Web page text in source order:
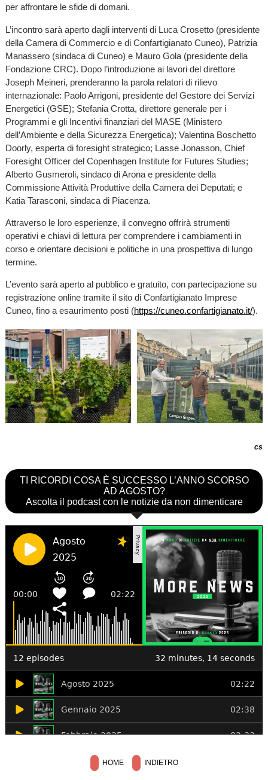
per affrontare le sfide di domani.
L’incontro sarà aperto dagli interventi di Luca Crosetto (presidente
della Camera di Commercio e di Confartigianato Cuneo), Patrizia
Manassero (sindaca di Cuneo) e Mauro Gola (presidente della
Fondazione CRC). Dopo l’introduzione ai lavori del direttore
Joseph Meineri, prenderanno la parola relatori di rilievo
internazionale: Paolo Arrigoni, presidente del Gestore dei Servizi
Energetici (GSE); Stefania Crotta, direttore generale per i
Programmi e gli Incentivi finanziari del MASE (Ministero
dell’Ambiente e della Sicurezza Energetica); Valentina Boschetto
Doorly, esperta di foresight strategico; Lasse Jonasson, Chief
Foresight Officer del Copenhagen Institute for Futures Studies;
Alberto Gusmeroli, sindaco di Arona e presidente della
Commissione Attività Produttive della Camera dei Deputati; e
Katia Tarasconi, sindaca di Piacenza.
Attraverso le loro esperienze, il convegno offrirà strumenti
operativi e chiavi di lettura per comprendere i cambiamenti in
corso e orientare decisioni e politiche in una prospettiva di lungo
termine.
L’evento sarà aperto al pubblico e gratuito, con partecipazione su
registrazione online tramite il sito di Confartigianato Imprese
Cuneo, fino a esaurimento posti (https://cuneo.confartigianato.it/).
cs
TI RICORDI COSA È SUCCESSO L’ANNO SCORSO
AD AGOSTO?
Ascolta il podcast con le notizie da non dimenticare
HOME INDIETRO